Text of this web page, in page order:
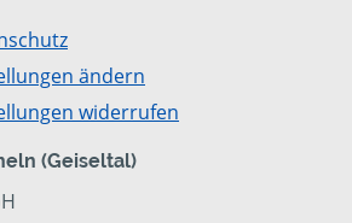
ändern
widerrufen
(Geiseltal)